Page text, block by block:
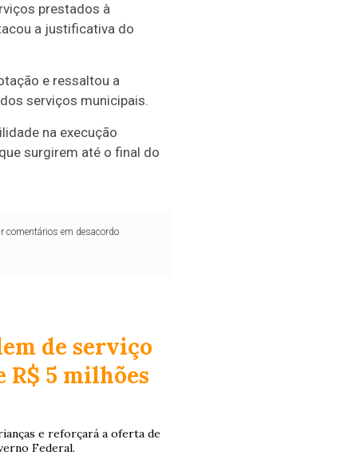
prestados à
a justificativa do
e ressaltou a
serviços municipais.
na execução
surgirem até o final do
comentários em desacordo
de serviço
R$ 5 milhões
e reforçará a oferta de
Federal.